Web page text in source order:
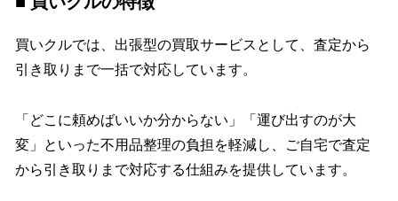
買いクルでは、出張型の買取サービスとして、査定から
引き取りまで一括で対応しています。
「どこに頼めばいいか分からない」「運び出すのが大
変」といった不用品整理の負担を軽減し、ご自宅で査定
から引き取りまで対応する仕組みを提供しています。